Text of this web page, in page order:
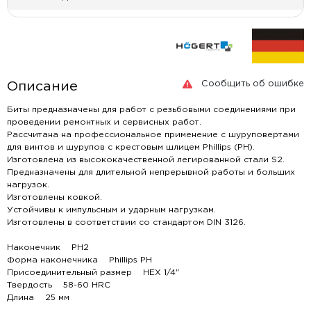
Сообщить об ошибке
Описание
Биты предназначены для работ с резьбовыми соединениями при
проведении ремонтных и сервисных работ.
Рассчитана на профессиональное применение с шуруповертами
для винтов и шурупов с крестовым шлицем Phillips (PH).
Изготовлена из высококачественной легированной стали S2.
Предназначены для длительной непрерывной работы и больших
нагрузок.
Изготовлены ковкой.
Устойчивы к импульсным и ударным нагрузкам.
Изготовлены в соответствии со стандартом DIN 3126.
Наконечник PH2
Форма наконечника Phillips PH
Присоединительный размер HEX 1/4"
Твердость 58-60 HRC
Длина 25 мм